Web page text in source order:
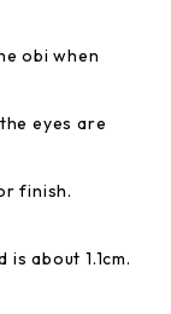
obi when
eyes are
finish.
about 1.1cm.